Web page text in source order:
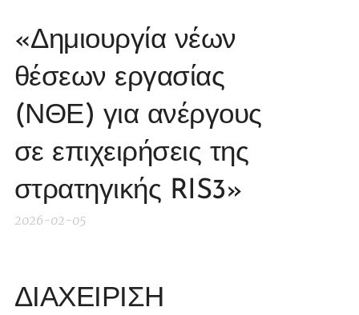
«Δημιουργία νέων
θέσεων εργασίας
(ΝΘΕ) για ανέργους
σε επιχειρήσεις της
στρατηγικής RIS3»
2026-02-05
ΔΙΑΧΕΙΡΙΣΗ